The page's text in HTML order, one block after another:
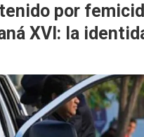
por
XVI: la